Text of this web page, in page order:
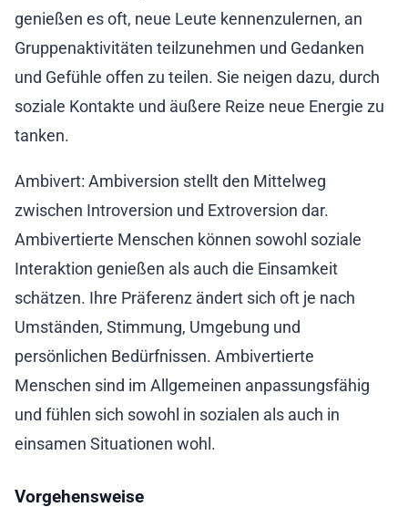
genießen es oft, neue Leute kennenzulernen, an
Gruppenaktivitäten teilzunehmen und Gedanken
und Gefühle offen zu teilen. Sie neigen dazu, durch
soziale Kontakte und äußere Reize neue Energie zu
tanken.
Ambivert: Ambiversion stellt den Mittelweg
zwischen Introversion und Extroversion dar.
Ambivertierte Menschen können sowohl soziale
Interaktion genießen als auch die Einsamkeit
schätzen. Ihre Präferenz ändert sich oft je nach
Umständen, Stimmung, Umgebung und
persönlichen Bedürfnissen. Ambivertierte
Menschen sind im Allgemeinen anpassungsfähig
und fühlen sich sowohl in sozialen als auch in
einsamen Situationen wohl.
Vorgehensweise